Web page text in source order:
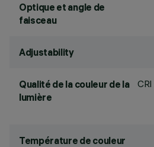
Optique et angle de
faisceau
Adjustability
Qualité de la couleur de la
lumière
CRI
Température de couleur